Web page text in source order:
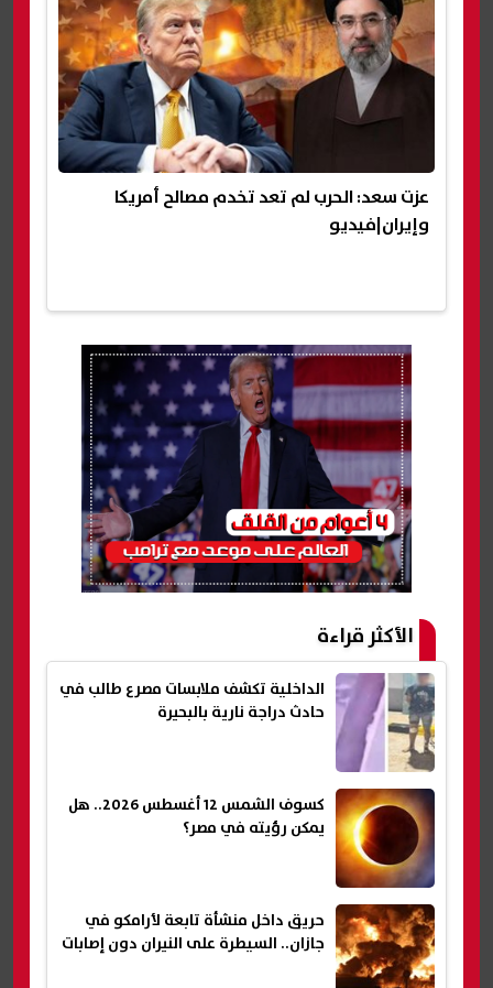
عزت سعد: الحرب لم تعد تخدم مصالح أمريكا
وإيران|فيديو
الأكثر قراءة
الداخلية تكشف ملابسات مصرع طالب في
حادث دراجة نارية بالبحيرة
كسوف الشمس 12 أغسطس 2026.. هل
يمكن رؤيته في مصر؟
حريق داخل منشأة تابعة لأرامكو في
جازان.. السيطرة على النيران دون إصابات